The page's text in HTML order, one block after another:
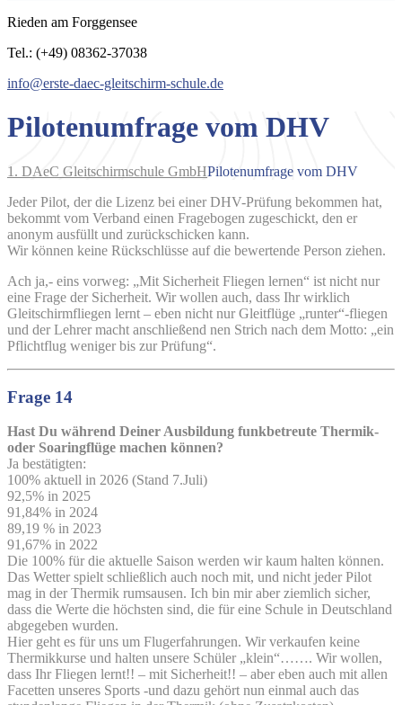
Rieden am Forggensee
Tel.: (+49) 08362-37038
info@erste-daec-gleitschirm-schule.de
Pilotenumfrage vom DHV
1. DAeC Gleitschirmschule GmbHPilotenumfrage vom DHV
Jeder Pilot, der die Lizenz bei einer DHV-Prüfung bekommen hat,
bekommt vom Verband einen Fragebogen zugeschickt, den er
anonym ausfüllt und zurückschicken kann.
Wir können keine Rückschlüsse auf die bewertende Person ziehen.
Ach ja,- eins vorweg: „Mit Sicherheit Fliegen lernen“ ist nicht nur
eine Frage der Sicherheit. Wir wollen auch, dass Ihr wirklich
Gleitschirmfliegen lernt – eben nicht nur Gleitflüge „runter“-fliegen
und der Lehrer macht anschließend nen Strich nach dem Motto: „ein
Pflichtflug weniger bis zur Prüfung“.
Frage 14
Hast Du während Deiner Ausbildung funkbetreute Thermik-
oder Soaringflüge machen können?
Ja bestätigten:
100% aktuell in 2026 (Stand 7.Juli)
92,5% in 2025
91,84% in 2024
89,19 % in 2023
91,67% in 2022
Die 100% für die aktuelle Saison werden wir kaum halten können.
Das Wetter spielt schließlich auch noch mit, und nicht jeder Pilot
mag in der Thermik rumsausen. Ich bin mir aber ziemlich sicher,
dass die Werte die höchsten sind, die für eine Schule in Deutschland
abgegeben wurden.
Hier geht es für uns um Flugerfahrungen. Wir verkaufen keine
Thermikkurse und halten unsere Schüler „klein“……. Wir wollen,
dass Ihr Fliegen lernt!! – mit Sicherheit!! – aber eben auch mit allen
Facetten unseres Sports -und dazu gehört nun einmal auch das